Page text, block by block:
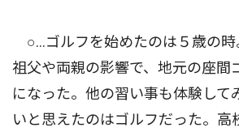
○…ゴルフを始めたのは５歳の時
祖父や両親の影響で、地元の座間
になった。他の習い事も体験して
いと思えたのはゴルフだった。高